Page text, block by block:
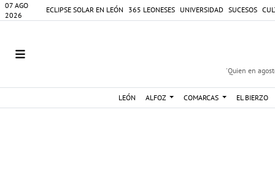
07 AGO
2026
ECLIPSE SOLAR EN LEÓN 365 LEONESES UNIVERSIDAD SUCESOS
'Quien en
LEÓN ALFOZ COMARCAS EL BIERZO